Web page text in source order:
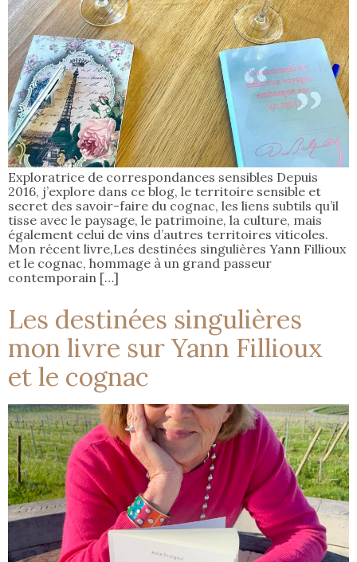
Exploratrice de correspondances sensibles Depuis
2016, j’explore dans ce blog, le territoire sensible et
secret des savoir-faire du cognac, les liens subtils qu’il
tisse avec le paysage, le patrimoine, la culture, mais
également celui de vins d’autres territoires viticoles.
Mon récent livre,Les destinées singulières Yann Fillioux
et le cognac, hommage à un grand passeur
contemporain […]
Les destinées singulières
mon livre sur Yann Fillioux
et le cognac